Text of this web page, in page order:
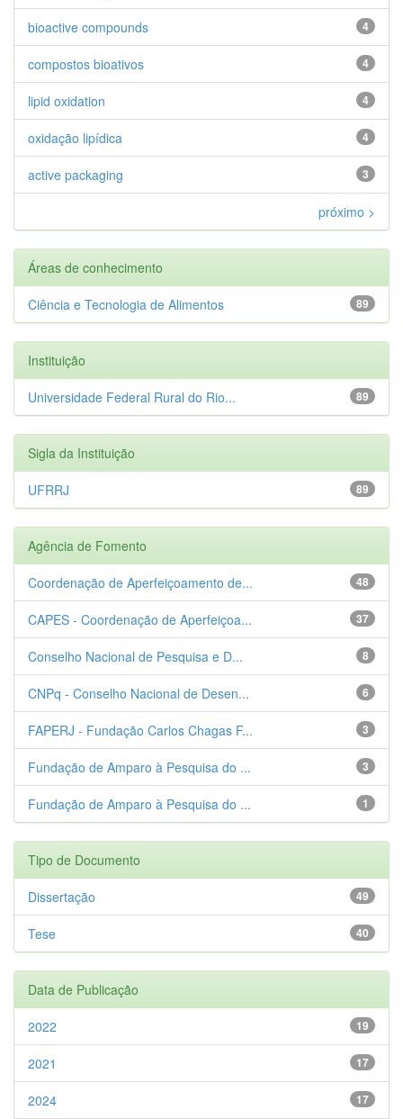
4
bioactive compounds
4
compostos bioativos
4
lipid oxidation
4
oxidação lipídica
3
active packaging
próximo >
Áreas de conhecimento
89
Ciência e Tecnologia de Alimentos
Instituição
89
Universidade Federal Rural do Rio...
Sigla da Instituição
89
UFRRJ
Agência de Fomento
48
Coordenação de Aperfeiçoamento de...
37
CAPES - Coordenação de Aperfeiçoa...
8
Conselho Nacional de Pesquisa e D...
6
CNPq - Conselho Nacional de Desen...
3
FAPERJ - Fundação Carlos Chagas F...
3
Fundação de Amparo à Pesquisa do ...
1
Fundação de Amparo à Pesquisa do ...
Tipo de Documento
49
Dissertação
40
Tese
Data de Publicação
19
2022
17
2021
17
2024